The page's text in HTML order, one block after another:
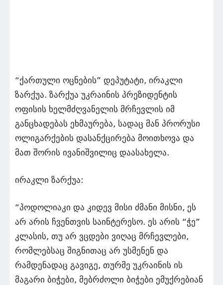
“ქართული ოცნების” დეპუტატი, ირაკლი
ზარქუა. ზარქუა უკრაინის პრეზიდენტის
ოფისის ხელმძღვანელის მრჩევლის იმ
განცხადებას ეხმაურება, სადაც მან პრორუსი
ოლიგარქების დასანქცირება მოითხოვა და
მათ შორის ივანიშვილიც დაასახელა.
ირაკლი ზარქუა:
“პოდოლიაკი და კიდევ მისი ძმანი მისნი, ეს
არ არის ჩვენთვის საინტერესო. ეს არის “ჭე”
კლასის, თუ არ ვცდები ვიღაც მრჩევლები,
რომლებსაც შიგნითაც არ უსმენენ და
რამდენადაც გავიგე, თურმე უკრაინის ის
მაგარი ბიჭები, მებრძოლი ბიჭები ემუქრებიან